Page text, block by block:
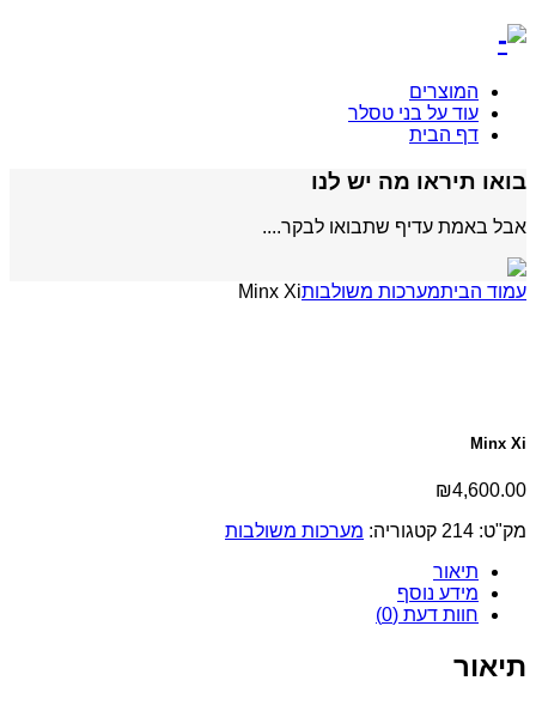
המוצרים
עוד על בני טסלר
דף הבית
בואו תיראו מה יש לנו
אבל באמת עדיף שתבואו לבקר....
עמוד הביתמערכות משולבותMinx Xi
Minx Xi
₪4,600.00
מק"ט: 214 קטגוריה: מערכות משולבות
תיאור
מידע נוסף
חוות דעת (0)
תיאור